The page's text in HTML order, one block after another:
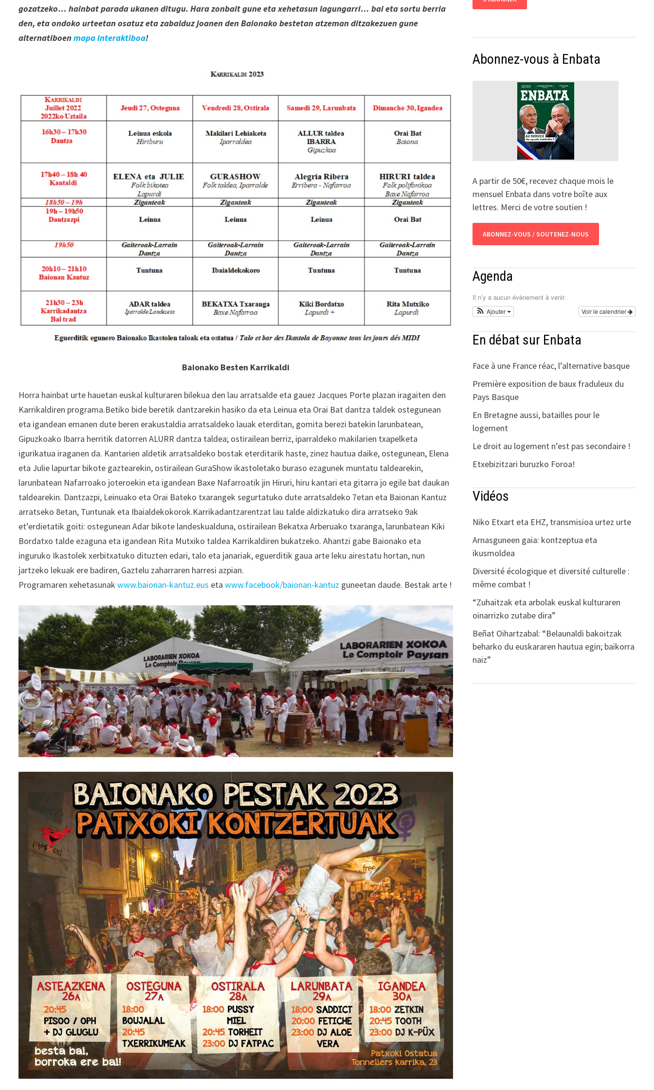
gozatzeko… hainbat parada ukanen ditugu. Hara zonbait gune eta xehetasun lagungarri… bai eta sortu berria
den, eta ondoko urteetan osatuz eta zabalduz joanen den Baionako bestetan atzeman ditzakezuen gune
alternatiboenmapa interaktiboa!
Baionako Besten Karrikaldi
Horra hainbat urte hauetan euskal kulturaren bilekua den lau arratsalde eta gauez Jacques Porte plazan iragaiten den
Karrikaldiren programa.Betiko bide beretik dantzarekin hasiko da eta Leinua eta Orai Bat dantza taldek ostegunean
eta igandean emanen dute beren erakustaldia arratsaldeko lauak eterditan, gomita berezi batekin larunbatean,
Gipuzkoako Ibarra herritik datorren ALURR dantza taldea; ostirailean berriz, iparraldeko makilarien txapelketa
igurikatua iraganen da. Kantarien aldetik arratsaldeko bostak eterditarik haste, zinez hautua daike, ostegunean, Elena
eta Julie lapurtar bikote gaztearekin, ostirailean GuraShow ikastoletako buraso ezagunek muntatu taldearekin,
larunbatean Nafarroako joteroekin eta igandean Baxe Nafarroatik jin Hiruri, hiru kantari eta gitarra jo egile bat daukan
taldearekin. Dantzazpi, Leinuako eta Orai Bateko txarangek segurtatuko dute arratsaldeko 7etan eta Baionan Kantuz
arratseko 8etan, Tuntunak eta Ibaialdekokorok.Karrikadantzarentzat lau talde aldizkatuko dira arratseko 9ak
et’erdietatik goiti: ostegunean Adar bikote landeskualduna, ostirailean Bekatxa Arberuako txaranga, larunbatean Kiki
Bordatxo talde ezaguna eta igandean Rita Mutxiko taldea Karrikaldiren bukatzeko. Ahantzi gabe Baionako eta
inguruko Ikastolek xerbitxatuko dituzten edari, talo eta janariak, eguerditik gaua arte leku airestatu hortan, nun
jartzeko lekuak ere badiren, Gaztelu zaharraren harresi azpian.
Programaren xehetasunakwww.baionan-kantuz.eus etawww.facebook/baionan-kantuz guneetan daude. Bestak arte !
Abonnez-vous à Enbata
A partir de 50€, recevez chaque mois le
mensuel Enbata dans votre boîte aux
lettres. Merci de votre soutien !
ABONNEZ-VOUS / SOUTENEZ-NOUS
Agenda
Il n’y a aucun évènement à venir.
Voir le calendrier
Ajouter
En débat sur Enbata
Face à une France réac, l’alternative basque
Première exposition de baux fraduleux du
Pays Basque
En Bretagne aussi, batailles pour le
logement
Le droit au logement n’est pas secondaire !
Etxebizitzari buruzko Foroa!
Vidéos
Niko Etxart eta EHZ, transmisioa urtez urte
Arnasguneen gaia: kontzeptua eta
ikusmoldea
Diversité écologique et diversité culturelle :
même combat !
“Zuhaitzak eta arbolak euskal kulturaren
oinarrizko zutabe dira”
Beñat Oihartzabal: “Belaunaldi bakoitzak
beharko du euskararen hautua egin; baikorra
naiz”